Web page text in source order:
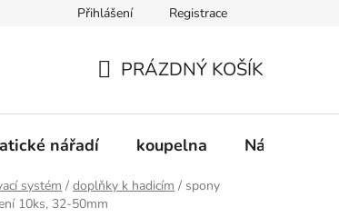
Doprava a platba Kontakty
Přihlášení Registrace
KOŠÍK
PRÁZDNÝ KOŠÍK
nářadí koupelna Nádobí
systém / doplňky k hadicím / spony
10ks, 32-50mm